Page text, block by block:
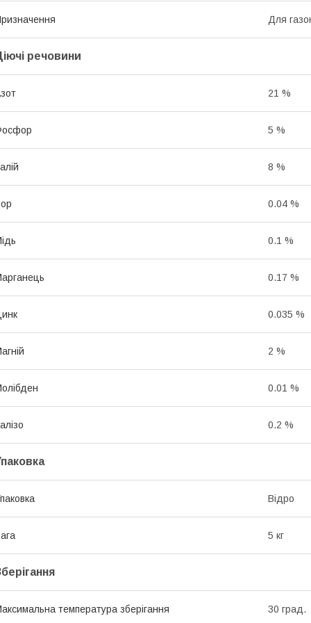
Для
речовини
21 %
5 %
8 %
0.04 %
0.1 %
0.17 %
0.035 %
2 %
0.01 %
0.2 %
Відро
5 кг
температура зберігання 30 град.